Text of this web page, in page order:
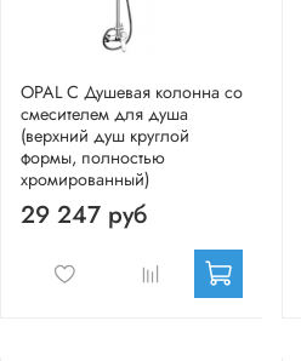
OPAL C Душевая колонна со
смесителем для душа
(верхний душ круглой
формы, полностью
хромированный)
29 247 руб